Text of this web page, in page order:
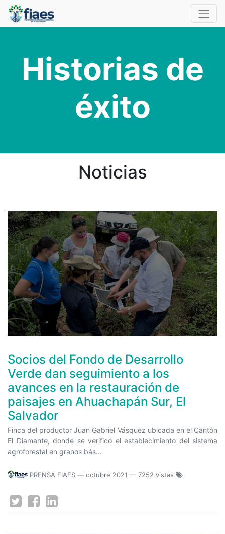
Historias de
éxito
Noticias
Socios del Fondo de Desarrollo
Verde dan seguimiento a los
avances en la restauración de
paisajes en Ahuachapán Sur, El
Salvador
Finca del productor Juan Gabriel Vásquez ubicada en el Cantón
El Diamante, donde se verificó el establecimiento del sistema
agroforestal en granos bás...
PRENSA FIAES — octubre 2021 — 7252 vistas